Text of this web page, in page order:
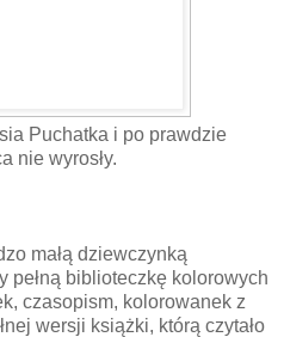
Puchatka i po prawdzie
nie wyrosły.
małą dziewczynką
pełną biblioteczkę kolorowych
czasopism, kolorowanek z
wersji książki, którą czytało